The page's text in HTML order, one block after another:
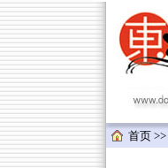
首页 >>